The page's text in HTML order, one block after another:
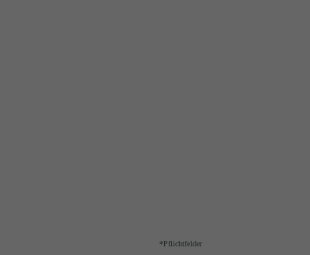
*Pflichtfelder